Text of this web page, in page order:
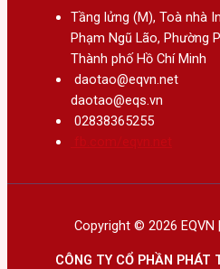
Tầng lửng (M), Toà nhà
Phạm Ngũ Lão, Phường
Thành phố Hồ Chí Minh
daotao@eqvn.net
daotao@eqs.vn
02838365255
fb.com/eqvn.net
Copyright © 2026 EQVN
CÔNG TY CỔ PHẦN PHÁT